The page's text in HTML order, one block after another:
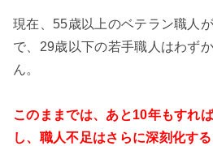
現在、55歳以上のベテラン職人
で、29歳以下の若手職人はわず
ん。
このままでは、あと10年もすれ
し、職人不足はさらに深刻化する